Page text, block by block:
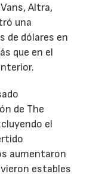
Altra,
una
de dólares en
que en el
de The
el
aumentaron
estables